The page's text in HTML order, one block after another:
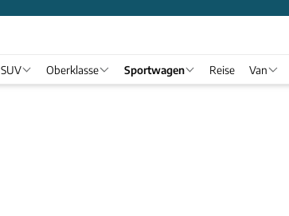
SUV Oberklasse Sportwagen Reise Van